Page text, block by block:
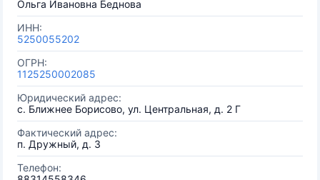
Ольга Ивановна Беднова
ИНН:
5250055202
ОГРН:
1125250002085
Юридический адрес:
с. Ближнее Борисово, ул. Центральная, д. 2 Г
Фактический адрес:
п. Дружный, д. 3
Телефон: